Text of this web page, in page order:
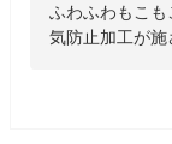
ふわふわもこ
気防止加工が施